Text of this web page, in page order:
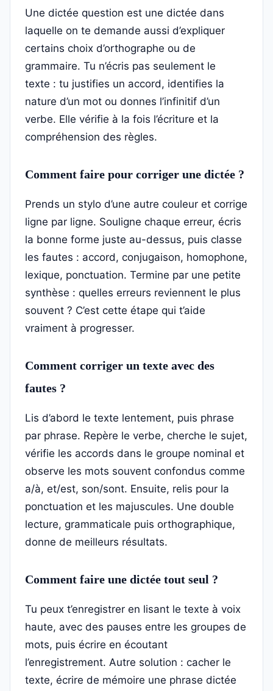
Une dictée question est une dictée dans
laquelle on te demande aussi d’expliquer
certains choix d’orthographe ou de
grammaire. Tu n’écris pas seulement le
texte : tu justifies un accord, identifies la
nature d’un mot ou donnes l’infinitif d’un
verbe. Elle vérifie à la fois l’écriture et la
compréhension des règles.
Comment faire pour corriger une dictée ?
Prends un stylo d’une autre couleur et corrige
ligne par ligne. Souligne chaque erreur, écris
la bonne forme juste au-dessus, puis classe
les fautes : accord, conjugaison, homophone,
lexique, ponctuation. Termine par une petite
synthèse : quelles erreurs reviennent le plus
souvent ? C’est cette étape qui t’aide
vraiment à progresser.
Comment corriger un texte avec des
fautes ?
Lis d’abord le texte lentement, puis phrase
par phrase. Repère le verbe, cherche le sujet,
vérifie les accords dans le groupe nominal et
observe les mots souvent confondus comme
a/à, et/est, son/sont. Ensuite, relis pour la
ponctuation et les majuscules. Une double
lecture, grammaticale puis orthographique,
donne de meilleurs résultats.
Comment faire une dictée tout seul ?
Tu peux t’enregistrer en lisant le texte à voix
haute, avec des pauses entre les groupes de
mots, puis écrire en écoutant
l’enregistrement. Autre solution : cacher le
texte, écrire de mémoire une phrase dictée